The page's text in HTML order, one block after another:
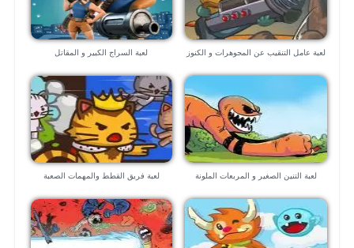
لعبة عامل التنقيب عن المجوهرات و الكنوز لعبة السراج الكبير و المقاتل
لعبة التنين الصغير و المربعات الملونة
لعبة فريق القطط والمهمات الصعبة